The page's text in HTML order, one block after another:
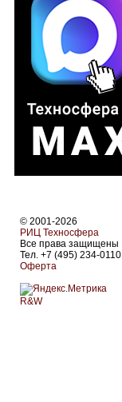
© 2001-2026
РИЦ Техносфера
Все права защищены
Тел. +7 (495) 234-0110
Оферта
R&W